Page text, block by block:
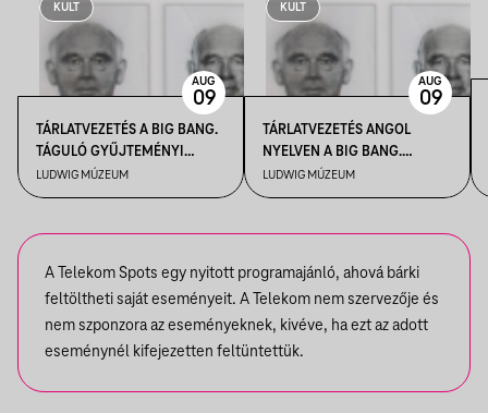
KULT
TÁRLATVEZETÉS A BIG BANG.
TÁGULÓ GYŰJTEMÉNYI
HORIZONTOK CÍMŰ
KIÁLLÍTÁSBAN
LUDWIG MÚZEUM
AUG
09
KULT
TÁRLATVEZETÉS ANGOL
NYELVEN A BIG BANG.
TÁGULÓ GYŰJTEMÉNYI
HORIZONTOK CÍMŰ
LUDWIG MÚZEUM
AUG
09
A Telekom Spots egy nyitott programajánló, ahová bárki
feltöltheti saját eseményeit. A Telekom nem szervezője és
nem szponzora az eseményeknek, kivéve, ha ezt az adott
eseménynél kifejezetten feltüntettük.